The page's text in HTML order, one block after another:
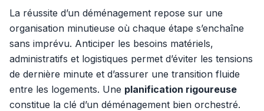
La réussite d’un déménagement repose sur une
organisation minutieuse où chaque étape s’enchaîne
sans imprévu. Anticiper les besoins matériels,
administratifs et logistiques permet d’éviter les tensions
de dernière minute et d’assurer une transition fluide
entre les logements. Une planification rigoureuse
constitue la clé d’un déménagement bien orchestré.